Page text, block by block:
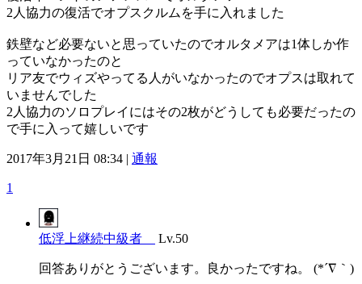
2人協力の復活でオプスクルムを手に入れました
鉄壁など必要ないと思っていたのでオルタメアは1体しか作
っていなかったのと
リア友でウィズやってる人がいなかったのでオプスは取れて
いませんでした
2人協力のソロプレイにはその2枚がどうしても必要だったの
で手に入って嬉しいです
2017年3月21日 08:34 | 通報
1
低浮上継続中級者 Lv.50
回答ありがとうございます。良かったですね。 (*´∇｀)